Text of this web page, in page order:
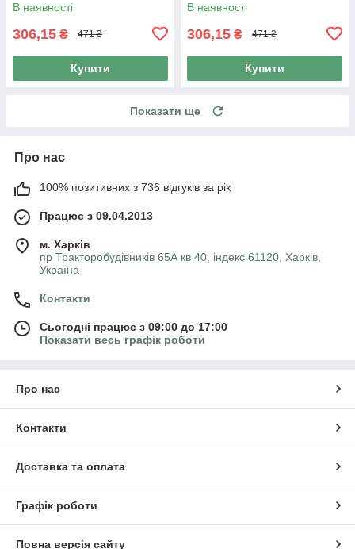
В наявності
306,15 ₴ 471 ₴
Купити
В наявності
306,15 ₴ 471 ₴
Купити
Показати ще
Про нас
100% позитивних з 736 відгуків за рік
Працює з 09.04.2013
м. Харків
пр Тракторобудівників 65А кв 40, індекс 61120, Харків,
Україна
Контакти
Сьогодні працює з 09:00 до 17:00
Показати весь графік роботи
Про нас
Контакти
Доставка та оплата
Графік роботи
Повна версія сайту